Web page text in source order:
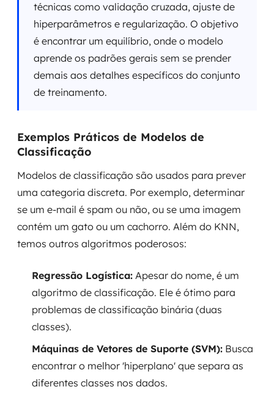
técnicas como validação cruzada, ajuste de
hiperparâmetros e regularização. O objetivo
é encontrar um equilíbrio, onde o modelo
aprende os padrões gerais sem se prender
demais aos detalhes específicos do conjunto
de treinamento.
Exemplos Práticos de Modelos de
Classificação
Modelos de classificação são usados para prever
uma categoria discreta. Por exemplo, determinar
se um e-mail é spam ou não, ou se uma imagem
contém um gato ou um cachorro. Além do KNN,
temos outros algoritmos poderosos:
Regressão Logística: Apesar do nome, é um
algoritmo de classificação. Ele é ótimo para
problemas de classificação binária (duas
classes).
Máquinas de Vetores de Suporte (SVM): Busca
encontrar o melhor 'hiperplano' que separa as
diferentes classes nos dados.